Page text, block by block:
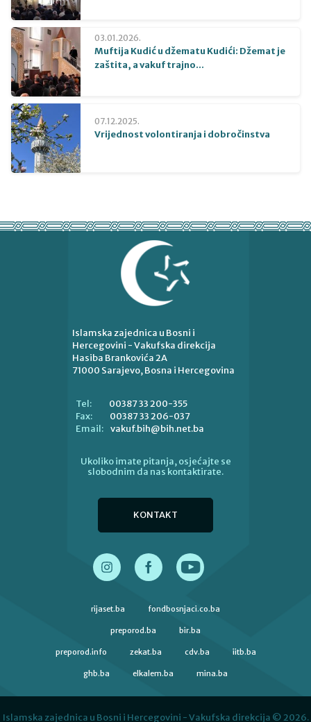
03.01.2026.
Muftija Kudić u džematu Kudići: Džemat je
zaštita, a vakuf trajno...
07.12.2025.
Vrijednost volontiranja i dobročinstva
Islamska zajednica u Bosni i
Hercegovini - Vakufska direkcija
Hasiba Brankovića 2A
71000 Sarajevo, Bosna i Hercegovina
Tel:
00387 33 200-355
Fax:
00387 33 206-037
Email: vakuf.bih@bih.net.ba
Ukoliko imate pitanja, osjećajte se
slobodnim da nas kontaktirate.
KONTAKT
rijaset.ba fondbosnjaci.co.ba
preporod.ba bir.ba
preporod.info zekat.ba cdv.ba iitb.ba
ghb.ba elkalem.ba mina.ba
Islamska zajednica u Bosni i Hercegovini - Vakufska direkcija © 2026.